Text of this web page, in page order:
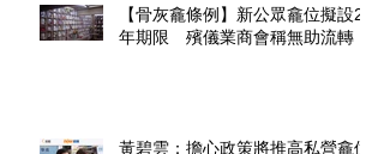
【骨灰龕條例】新公眾龕位擬設20
年期限 殯儀業商會稱無助流轉
黃碧雲：擔心政策將推高私營龕位